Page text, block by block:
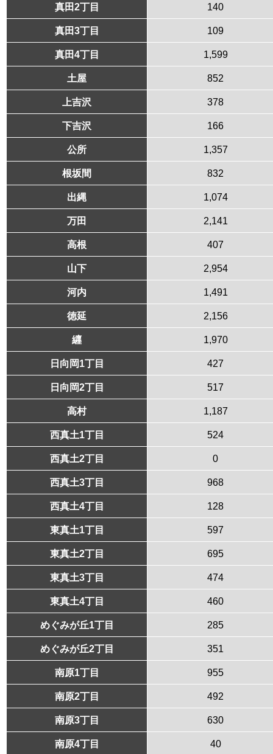
真田2丁目 140
真田3丁目 109
真田4丁目 1,599
土屋 852
上吉沢 378
下吉沢 166
公所 1,357
根坂間 832
出縄 1,074
万田 2,141
高根 407
山下 2,954
河内 1,491
徳延 2,156
纒 1,970
日向岡1丁目 427
日向岡2丁目 517
高村 1,187
西真土1丁目 524
西真土2丁目 0
西真土3丁目 968
西真土4丁目 128
東真土1丁目 597
東真土2丁目 695
東真土3丁目 474
東真土4丁目 460
めぐみが丘1丁目 285
めぐみが丘2丁目 351
南原1丁目 955
南原2丁目 492
南原3丁目 630
南原4丁目 40